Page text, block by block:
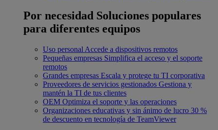
Por necesidad Soluciones populares
para diferentes equipos
Uso personal Accede a dispositivos remotos
Pequeñas empresas Simplifica el acceso y el soporte
remotos
Grandes empresas Escala y protege tu TI corporativa
Proveedores de servicios gestionados Gestiona y
mantén la TI de tus clientes
OEM Optimiza el soporte y las operaciones
Organizaciones educativas y sin ánimo de lucro 30 %
de descuento en tecnología de TeamViewer